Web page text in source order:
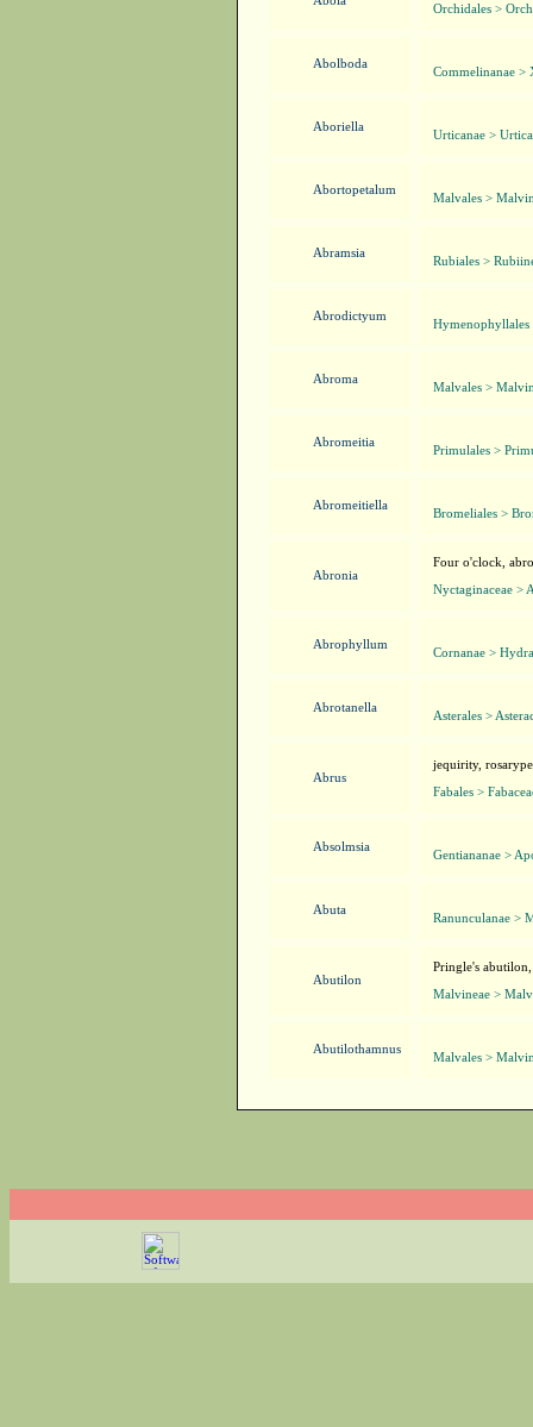
Orchidales >
Abolboda
Commelinanae >
Aboriella
Urticanae >
Abortopetalum
Malvales >
Abramsia
Rubiales >
Abrodictyum
Hymenophyllales
Abroma
Malvales >
Abromeitia
Primulales >
Abromeitiella
Bromeliales >
Abronia
Four o'clock,
Nyctaginaceae >
Abrophyllum
Cornanae >
Abrotanella
Asterales >
Abrus
jequirity,
Fabales >
Absolmsia
Gentiananae >
Abuta
Ranunculanae >
Abutilon
Pringle's
Malvineae >
Abutilothamnus
Malvales >